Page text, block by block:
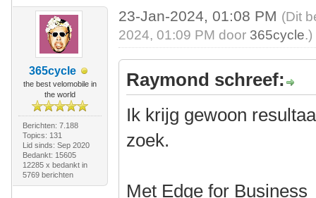
365cycle
the best velomobile in
the world
Berichten: 7.188
Topics: 131
Lid sinds: Sep 2020
Bedankt: 15605
12285 x bedankt in
5769 berichten
23-Jan-2024, 01:08 PM (Dit
2024, 01:09 PM door 365cycle.)
Raymond schreef:
Ik krijg gewoon
zoek.
Met Edge for Business